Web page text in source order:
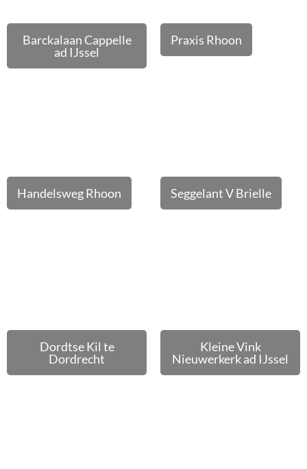
Barckalaan Cappelle
ad IJssel
Praxis Rhoon
Handelsweg Rhoon Seggelant V Brielle
Dordtse Kil te
Dordrecht
Kleine Vink
Nieuwerkerk ad IJssel